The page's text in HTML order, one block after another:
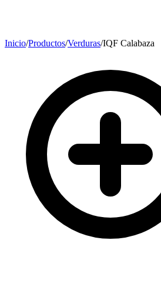
Inicio/Productos/Verduras/IQF Calabaza